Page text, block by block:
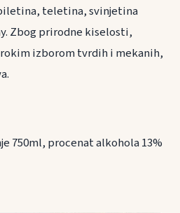
teletina, svinjetina
Zbog prirodne kiselosti,
izborom tvrdih i mekanih,
750ml, procenat alkohola 13%